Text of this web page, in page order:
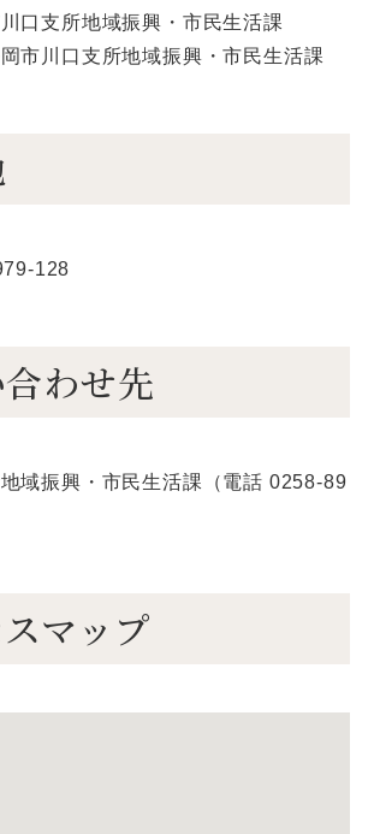
口支所地域振興・市民生活課
市川口支所地域振興・市民生活課
128
わせ先
域振興・市民生活課（電話 0258-89
マップ